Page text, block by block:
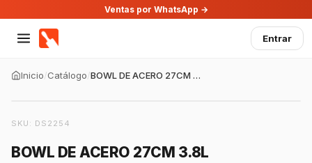
Ventas por WhatsApp →
Entrar
Inicio/Catálogo/ BOWL DE ACERO 27CM 3.8L
SKU: DS2254
BOWL DE ACERO 27CM 3.8L